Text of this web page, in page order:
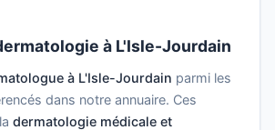
à L'Isle-Jourdain
à L'Isle-Jourdain parmi les
dans notre annuaire. Ces
dermatologie médicale et